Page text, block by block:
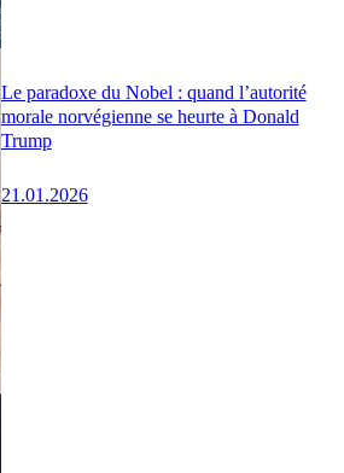
Le paradoxe du Nobel : quand l’autorité
morale norvégienne se heurte à Donald
Trump
21.01.2026